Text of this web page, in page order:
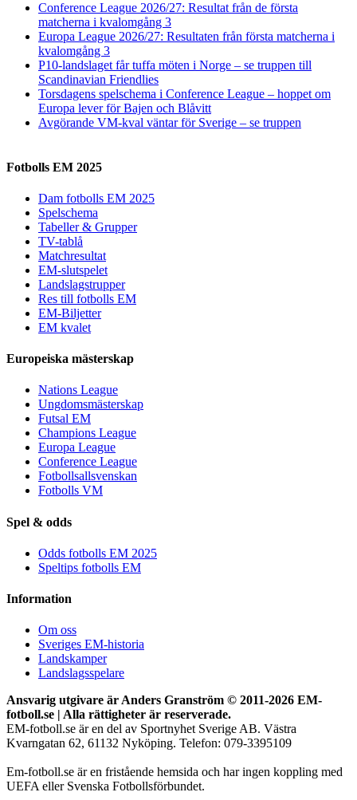
Conference League 2026/27: Resultat från de första
matcherna i kvalomgång 3
Europa League 2026/27: Resultaten från första matcherna i
kvalomgång 3
P10-landslaget får tuffa möten i Norge – se truppen till
Scandinavian Friendlies
Torsdagens spelschema i Conference League – hoppet om
Europa lever för Bajen och Blåvitt
Avgörande VM-kval väntar för Sverige – se truppen
Fotbolls EM 2025
Dam fotbolls EM 2025
Spelschema
Tabeller & Grupper
TV-tablå
Matchresultat
EM-slutspelet
Landslagstrupper
Res till fotbolls EM
EM-Biljetter
EM kvalet
Europeiska mästerskap
Nations League
Ungdomsmästerskap
Futsal EM
Champions League
Europa League
Conference League
Fotbollsallsvenskan
Fotbolls VM
Spel & odds
Odds fotbolls EM 2025
Speltips fotbolls EM
Information
Om oss
Sveriges EM-historia
Landskamper
Landslagsspelare
Ansvarig utgivare är Anders Granström © 2011-2026 EM-
fotboll.se | Alla rättigheter är reserverade.
EM-fotboll.se är en del av Sportnyhet Sverige AB. Västra
Kvarngatan 62, 61132 Nyköping. Telefon: 079-3395109
Em-fotboll.se är en fristående hemsida och har ingen koppling med
UEFA eller Svenska Fotbollsförbundet.